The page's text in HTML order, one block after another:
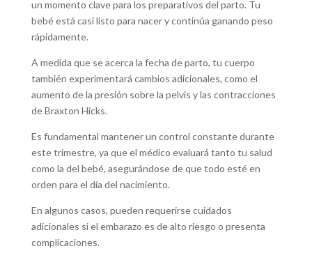
un momento clave para los preparativos del parto. Tu
bebé está casi listo para nacer y continúa ganando peso
rápidamente.
A medida que se acerca la fecha de parto, tu cuerpo
también experimentará cambios adicionales, como el
aumento de la presión sobre la pelvis y las contracciones
de Braxton Hicks.
Es fundamental mantener un control constante durante
este trimestre, ya que el médico evaluará tanto tu salud
como la del bebé, asegurándose de que todo esté en
orden para el día del nacimiento.
En algunos casos, pueden requerirse cuidados
adicionales si el embarazo es de alto riesgo o presenta
complicaciones.